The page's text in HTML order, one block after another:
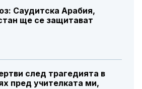
Саудитска Арабия,
ще се защитават
след трагедията в
пред учителката ми,